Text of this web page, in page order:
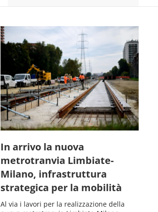
In arrivo la nuova
metrotranvia Limbiate-
Milano, infrastruttura
strategica per la mobilità
Al via i lavori per la realizzazione della